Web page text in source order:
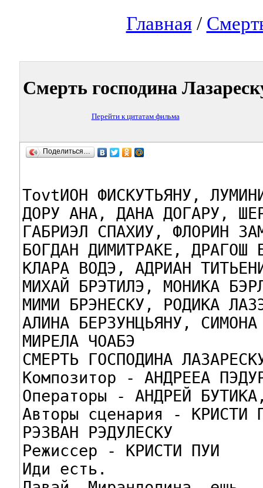
Главная/
Смерть господина
Перейти к цитатам фильма
Поделиться…
TovtИОН ФИСКУТЬЯНУ,
ДОРУ АНА, ДАНА ДОГАРУ,
ГАБРИЭЛ СПАХИУ, ФЛОРИН
БОГДАН ДИМИТРАКЕ, ДРАГОШ
КЛАРА ВОДЭ, АДРИАН
МИХАЙ БРЭТИЛЭ, МОНИКА
МИМИ БРЭНЕСКУ, РОДИКА
АЛИНА БЕРЗУНЦЬЯНУ,
МИРЕЛА ЧОАБЭ
СМЕРТЬ ГОСПОДИНА
Композитор - АНДРЕЕА
Операторы - АНДРЕЙ
Авторы сценария - КРИСТИ
РЭЗВАН РЭДУЛЕСКУ
Режиссер - КРИСТИ ПУИ
Иди есть.